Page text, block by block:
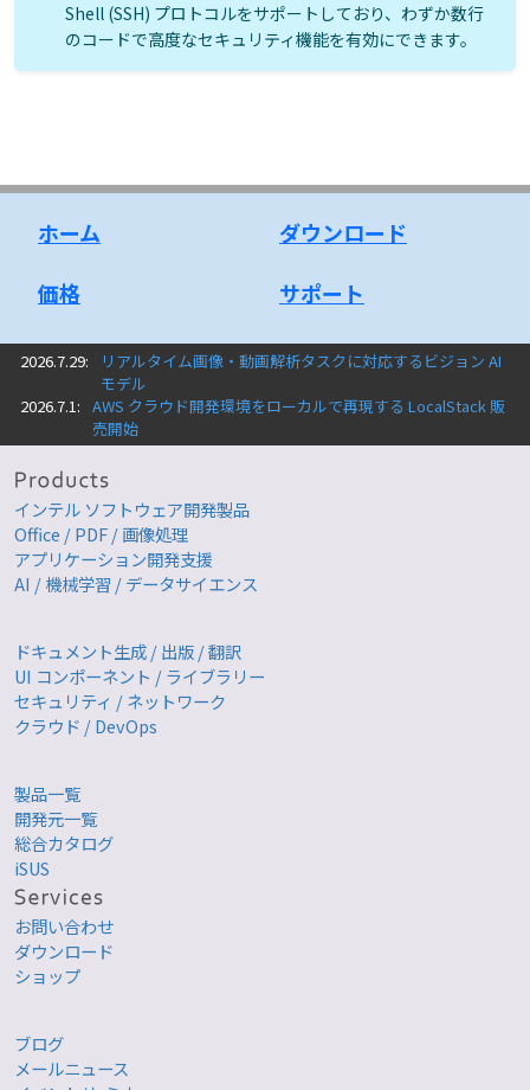
Shell (SSH) プロトコルをサポートしており、わずか数行
のコードで高度なセキュリティ機能を有効にできます。
ホーム
ダウンロード
価格
サポート
2026.7.29:
リアルタイム画像・動画解析タスクに対応するビジョン AI
モデル
2026.7.1: AWS クラウド開発環境をローカルで再現する LocalStack 販
売開始
インテル ソフトウェア開発製品
Office / PDF / 画像処理
アプリケーション開発支援
AI / 機械学習 / データサイエンス
ドキュメント生成 / 出版 / 翻訳
UI コンポーネント / ライブラリー
セキュリティ / ネットワーク
クラウド / DevOps
製品一覧
開発元一覧
総合カタログ
iSUS
お問い合わせ
ダウンロード
ショップ
ブログ
メールニュース